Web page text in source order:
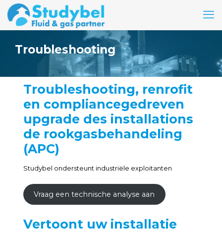
Troubleshooting
Troubleshooting, renrofit
en compliancegedreven
upgrade des installations
de rookgasbehandeling
(APC)
Studybel ondersteunt industriële exploitanten
Vraag een technische analyse aan
Vertoont uw installatie